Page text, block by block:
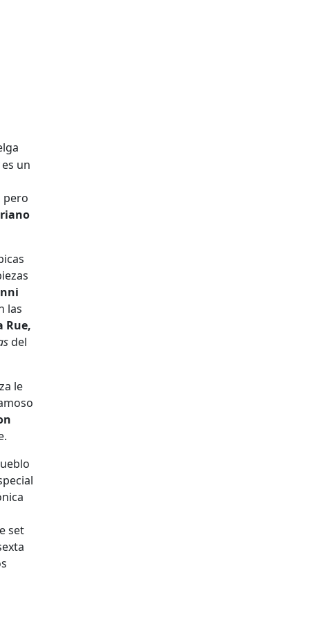
es un
pero
las
Rue,
del
le
set